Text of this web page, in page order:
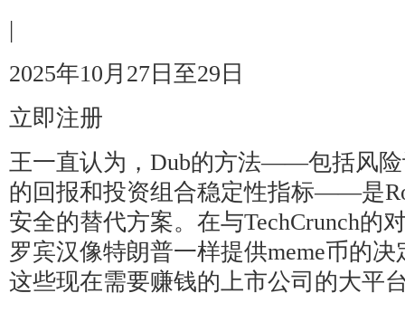
|
2025年10月27日至29日
立即注册
王一直认为，Dub的方法——包括风
的回报和投资组合稳定性指标——是
安全的替代方案。在与TechCrunch的
罗宾汉像特朗普一样提供meme币的
这些现在需要赚钱的上市公司的大平